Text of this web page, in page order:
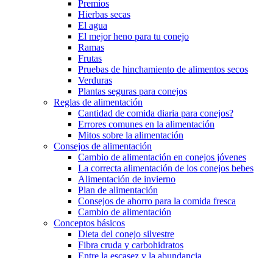
Premios
Hierbas secas
El agua
El mejor heno para tu conejo
Ramas
Frutas
Pruebas de hinchamiento de alimentos secos
Verduras
Plantas seguras para conejos
Reglas de alimentación
Cantidad de comida diaria para conejos?
Errores comunes en la alimentación
Mitos sobre la alimentación
Consejos de alimentación
Cambio de alimentación en conejos jóvenes
La correcta alimentación de los conejos bebes
Alimentación de invierno
Plan de alimentación
Consejos de ahorro para la comida fresca
Cambio de alimentación
Conceptos básicos
Dieta del conejo silvestre
Fibra cruda y carbohidratos
Entre la escasez y la abundancia